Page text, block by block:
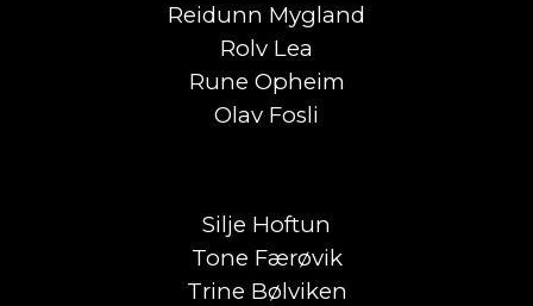
Reidunn Mygland
Rolv Lea
Rune Opheim
Olav Fosli
Silje Hoftun
Tone Færøvik
Trine Bølviken